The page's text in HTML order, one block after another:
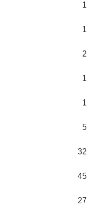
1
1
2
1
1
5
32
45
27